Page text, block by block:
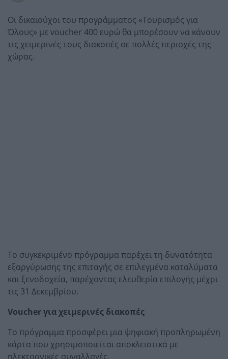
Οι δικαιούχοι του προγράμματος «Τουρισμός για
Όλους» με voucher 400 ευρώ θα μπορέσουν να κάνουν
τις χειμερινές τους διακοπές σε πολλές περιοχές της
χώρας.
Το συγκεκριμένο πρόγραμμα παρέχει τη δυνατότητα
εξαργύρωσης της επιταγής σε επιλεγμένα καταλύματα
και ξενοδοχεία, παρέχοντας ελευθερία επιλογής μέχρι
τις 31 Δεκεμβρίου.
Voucher για χειμερινές διακοπές
Το πρόγραμμα προσφέρει μια ψηφιακή προπληρωμένη
κάρτα που χρησιμοποιείται αποκλειστικά με
ηλεκτρονικές συναλλαγές.